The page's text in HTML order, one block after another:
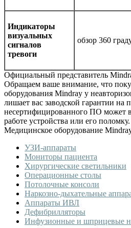
Индикаторы
визуальных
сигналов
тревоги
обзор 360
Официальный представитель
Обращаем ваше внимание, что
оборудования Mindray у
лишает вас заводской гарантии на
несертифицированного ПО может
работе устройства или его поломку.
Медицинское оборудование
УЗИ-аппараты
Мониторы пациента
Хирургические светильники
Операционные столы
Потолочные консоли
Наркозно-дыхательные
Аппараты ИВЛ
Дефибрилляторы
Инфузионные и шприцевые